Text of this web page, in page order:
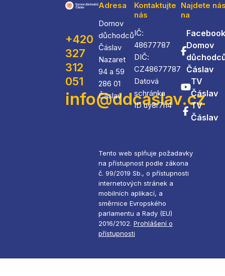
+420
327
312
051
info@ddcaslav.cz
Adresa
Domov
důchodců
Čáslav
Nazaret
94 a 59
286 01
Čáslav
Kontaktujte
nás
IČ:
48677787
DIČ:
CZ48677787
Datová
schránka
ID uy8r7h4
Najdete
na
Domov
Čáslav
TV
Čáslav
TV
Čáslav
Tento web splňuje požadavky
na přístupnost podle zákona
č. 99/2019 Sb., o přístupnosti
internetových stránek a
mobilních aplikací, a
směrnice Evropského
parlamentu a Rady (EU)
2016/2102. Prohlášení o
přístupnosti